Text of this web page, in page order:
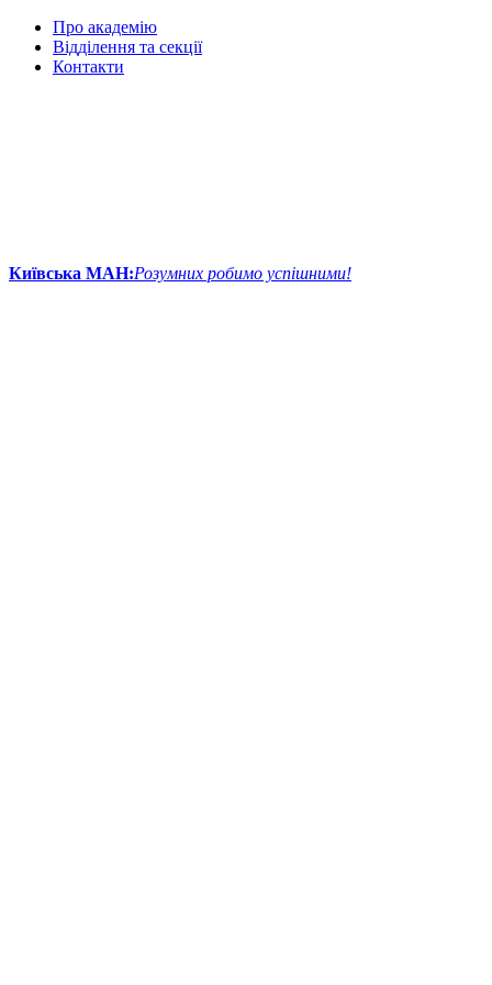
Про академію
Відділення та секції
Контакти
Київська МАН:Розумних робимо успішними!